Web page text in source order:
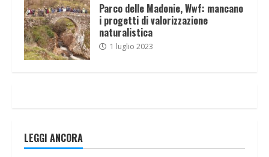
Parco delle Madonie, Wwf: mancano
i progetti di valorizzazione
naturalistica
1 luglio 2023
LEGGI ANCORA